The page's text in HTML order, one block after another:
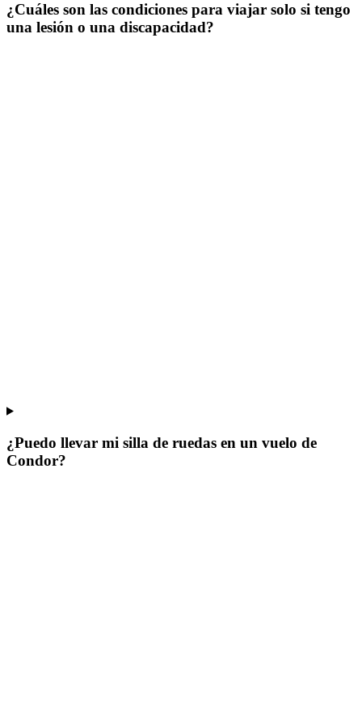
¿Cuáles son las condiciones para viajar solo si tengo
una lesión o una discapacidad?
¿Puedo llevar mi silla de ruedas en un vuelo de
Condor?